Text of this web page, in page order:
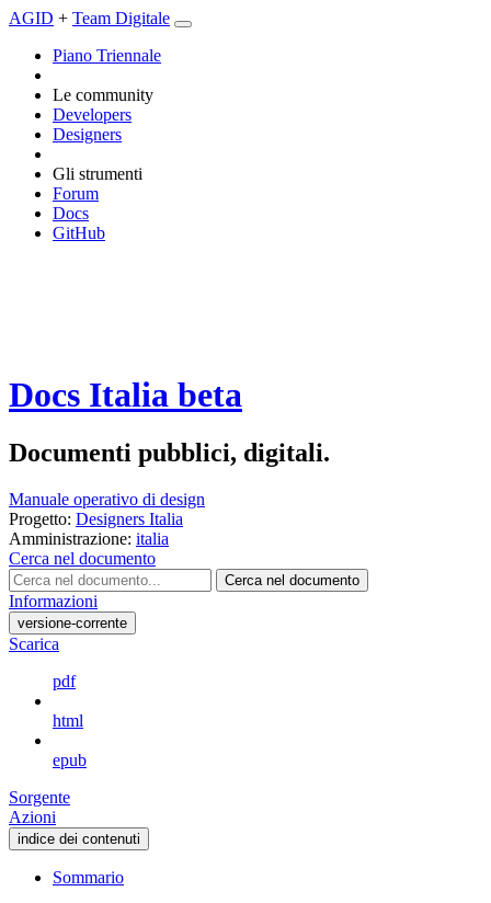
AGID + Team Digitale
Piano Triennale
Le community
Developers
Designers
Gli strumenti
Forum
Docs
GitHub
Docs Italia beta
Documenti pubblici, digitali.
Manuale operativo di design
Progetto: Designers Italia
Amministrazione: italia
Cerca nel documento
Cerca nel documento
Informazioni
versione-corrente
Scarica
pdf
html
epub
Sorgente
Azioni
indice dei contenuti
Sommario